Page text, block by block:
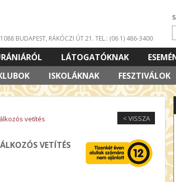
1088 BUDAPEST, RÁKÓCZI ÚT 21. TEL.: (06 1) 486-3400
ISKOLÁKNAK FESZTIVÁLOK
LÁTOGATÓKNAK
< VISSZA
vetítés
VETÍTÉS